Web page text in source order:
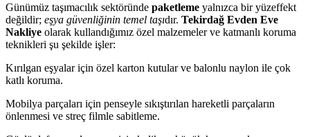
Günümüz taşımacılık sektöründe paketleme yalnızca bir yüzeffekt
değildir; eşya güvenliğinin temel taşıdır. Tekirdağ Evden Eve
Nakliye olarak kullandığımız özel malzemeler ve katmanlı koruma
teknikleri şu şekilde işler:
Kırılgan eşyalar için özel karton kutular ve balonlu naylon ile çok
katlı koruma.
Mobilya parçaları için penseyle sıkıştırılan hareketli parçaların
önlenmesi ve streç filmle sabitleme.